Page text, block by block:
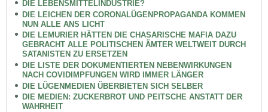
DIE LEBENSMITTELINDUSTRIE?
DIE LEICHEN DER CORONALÜGENPROPAGANDA KOMMEN
NUN ALLE ANS LICHT
DIE LEMURIER HÄTTEN DIE CHASARISCHE MAFIA DAZU
GEBRACHT ALLE POLITISCHEN ÄMTER WELTWEIT DURCH
SATANISTEN ZU ERSETZEN
DIE LISTE DER DOKUMENTIERTEN NEBENWIRKUNGEN
NACH COVIDIMPFUNGEN WIRD IMMER LÄNGER
DIE LÜGENMEDIEN ÜBERBIETEN SICH SELBER
DIE MEDIEN: ZUCKERBROT UND PEITSCHE ANSTATT DER
WAHRHEIT